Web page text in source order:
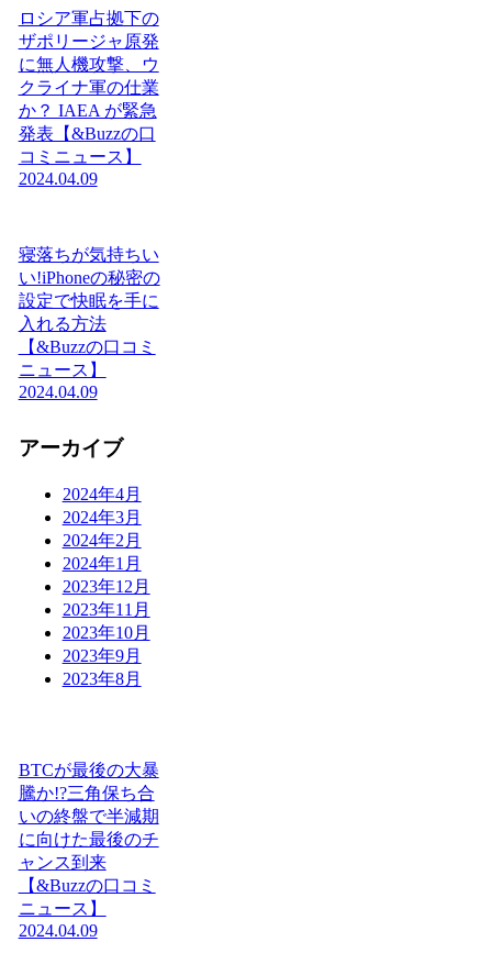
ロシア軍占拠下の
ザポリージャ原発
に無人機攻撃、ウ
クライナ軍の仕業
か？ IAEA が緊急
発表【&Buzzの口
コミニュース】
2024.04.09
寝落ちが気持ちい
い!iPhoneの秘密の
設定で快眠を手に
入れる方法
【&Buzzの口コミ
ニュース】
2024.04.09
アーカイブ
2024年4月
2024年3月
2024年2月
2024年1月
2023年12月
2023年11月
2023年10月
2023年9月
2023年8月
BTCが最後の大暴
騰か!?三角保ち合
いの終盤で半減期
に向けた最後のチ
ャンス到来
【&Buzzの口コミ
ニュース】
2024.04.09